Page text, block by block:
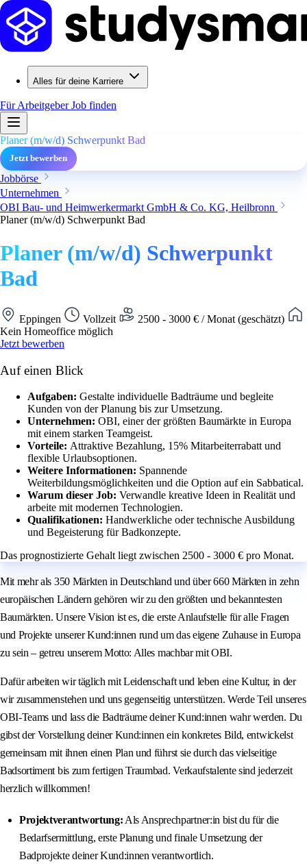
Alles für deine Karriere
Für ArbeitgeberJob finden
Planer (m/w/d) Schwerpunkt Bad
Jetzt bewerben
Jobbörse
Unternehmen
OBI Bau- und Heimwerkermarkt GmbH & Co. KG, Heilbronn
Planer (m/w/d) Schwerpunkt Bad
Planer (m/w/d) Schwerpunkt
Bad
Eppingen Vollzeit
2500 - 3000 € / Monat (geschätzt)
Kein Homeoffice möglich
Jetzt bewerben
Auf einen Blick
Aufgaben: Gestalte individuelle Badträume und begleite
Kunden von der Planung bis zur Umsetzung.
Unternehmen: OBI, einer der größten Baumärkte in Europa
mit einem starken Teamgeist.
Vorteile: Attraktive Bezahlung, 15% Mitarbeiterrabatt und
flexible Urlaubsoptionen.
Weitere Informationen: Spannende
Weiterbildungsmöglichkeiten und die Option auf ein Sabbatical.
Warum dieser Job: Verwandle kreative Ideen in Realität und
arbeite mit modernen Technologien.
Qualifikationen: Handwerkliche oder technische Ausbildung
und Begeisterung für Badkonzepte.
Das prognostizierte Gehalt liegt zwischen 2500 - 3000 € pro Monat.
Mit mehr als 350 Märkten in Deutschland und über 660 Märkten in zehn
europäischen Ländern gehören wir zu den größten und bekanntesten
Baumärkten. Unsere Vision ist es, die erste Anlaufstelle für alle Fragen
und Projekte unserer Kund:innen rund um das eigene Zuhause in Europa
zu sein – getreu unserem Motto: Alles machbar mit OBI.
Dafür arbeiten wir täglich mit Leidenschaft und leben eine Kultur, in der
wir zusammenstehen und uns gegenseitig unterstützen. Werde Teil unseres
OBI-Teams und lass die Badträume deiner Kund:innen wahr werden. Du
gibst der Vorstellung deiner Kund:innen ein konkretes Bild, entwickelst
gemeinsam mit ihnen einen Plan und führst sie durch das vielseitige
Badsortiment bis zum fertigen Traumbad. Verkaufstalente sind jederzeit
herzlich willkommen!
Projektverantwortung: Als Ansprechpartner:in bist du für die
Bedarfsermittlung, erste Planung und finale Umsetzung der
Badprojekte deiner Kund:innen verantwortlich.